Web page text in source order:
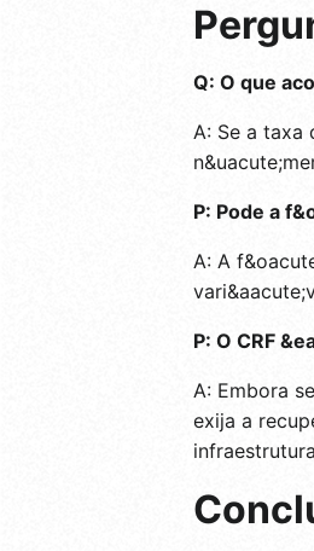
Q: O que
A: Se a taxa
P: Pode a
A: A
P: O CRF
A: Embora
exija a